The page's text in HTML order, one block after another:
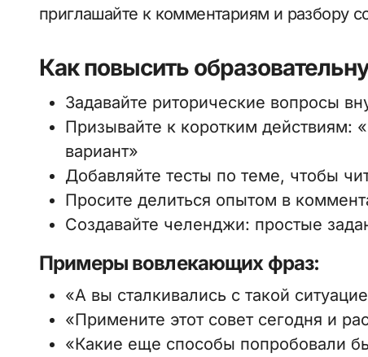
приглашайте к комментариям и разбору
Как повысить
Задавайте риторические вопросы
Призывайте к коротким действиям:
вариант»
Добавляйте тесты по теме, чтобы
Просите делиться опытом в
Создавайте челенджи: простые
Примеры вовлекающих фраз:
«А вы сталкивались с такой
«Примените этот совет сегодня и
«Какие еще способы попробовали